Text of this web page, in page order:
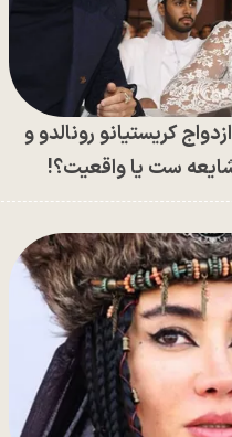
کریستیانو رونالدو و
شایعه ست یا واقعیت؟!